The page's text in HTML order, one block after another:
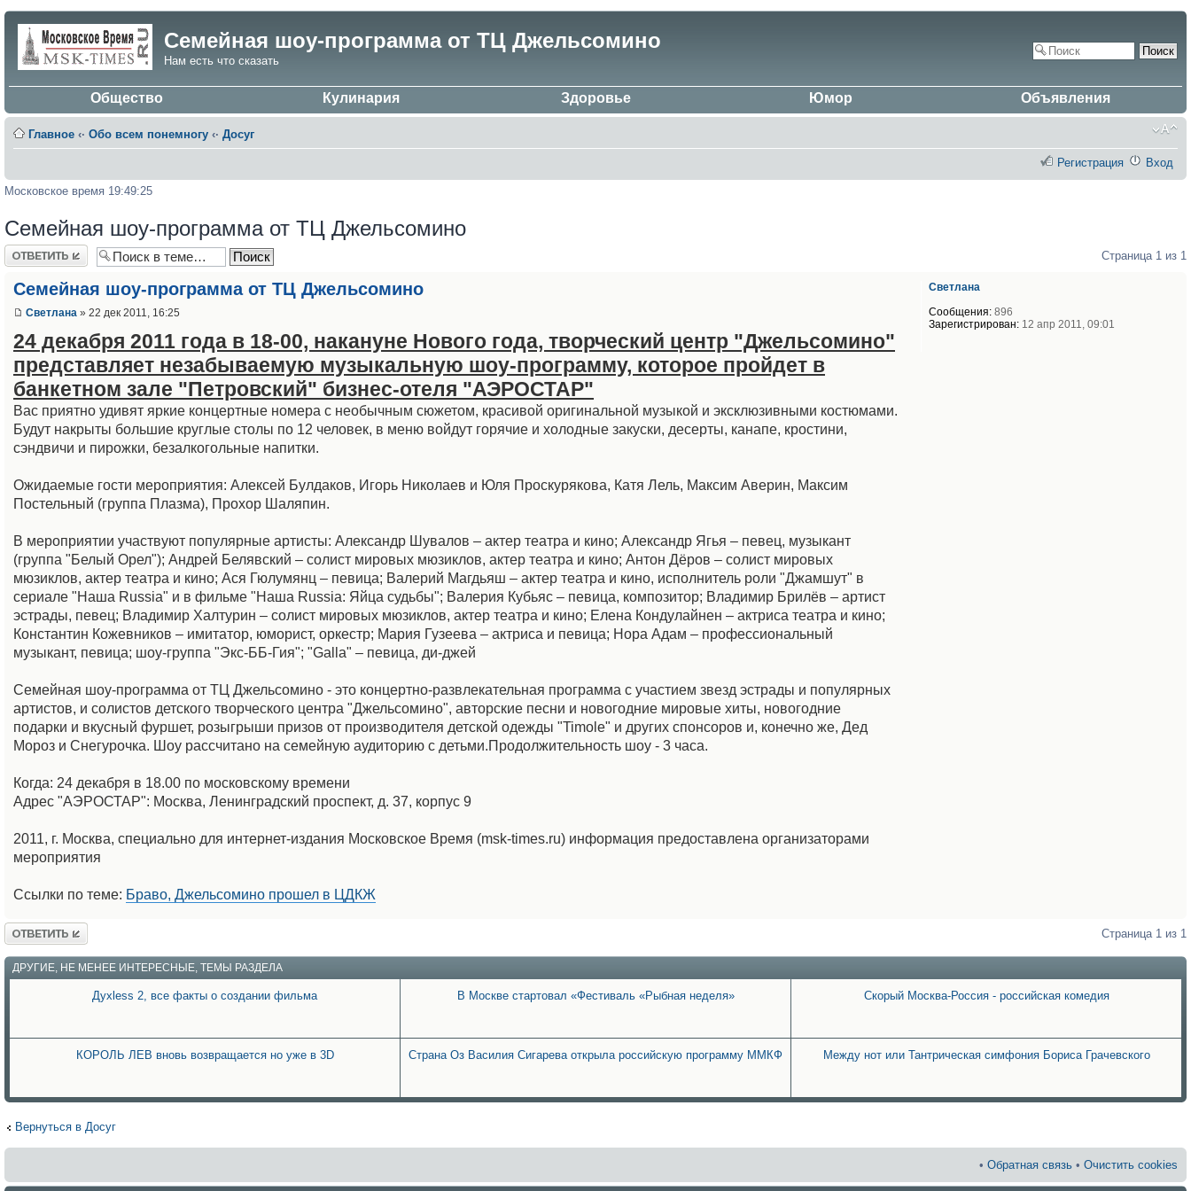
Семейная шоу-программа от ТЦ Джельсомино
Нам есть что сказать
Общество Кулинария Здоровье Юмор Объявления
Главное ‹· Обо всем понемногу ‹· Досуг
Регистрация Вход
Московское время 19:49:25
Семейная шоу-программа от ТЦ Джельсомино
Ответить Страница 1 из 1
Семейная шоу-программа от ТЦ Джельсомино
Светлана » 22 дек 2011, 16:25
24 декабря 2011 года в 18-00, накануне Нового года, творческий центр "Джельсомино"
представляет незабываемую музыкальную шоу-программу, которое пройдет в
банкетном зале "Петровский" бизнес-отеля "АЭРОСТАР"
Вас приятно удивят яркие концертные номера с необычным сюжетом, красивой оригинальной музыкой и эксклюзивными костюмами.
Будут накрыты большие круглые столы по 12 человек, в меню войдут горячие и холодные закуски, десерты, канапе, кростини,
сэндвичи и пирожки, безалкогольные напитки.
Ожидаемые гости мероприятия: Алексей Булдаков, Игорь Николаев и Юля Проскурякова, Катя Лель, Максим Аверин, Максим
Постельный (группа Плазма), Прохор Шаляпин.
В мероприятии участвуют популярные артисты: Александр Шувалов – актер театра и кино; Александр Ягья – певец, музыкант
(группа "Белый Орел"); Андрей Белявский – солист мировых мюзиклов, актер театра и кино; Антон Дёров – солист мировых
мюзиклов, актер театра и кино; Ася Гюлумянц – певица; Валерий Магдьяш – актер театра и кино, исполнитель роли "Джамшут" в
сериале "Наша Russia" и в фильме "Наша Russia: Яйца судьбы"; Валерия Кубьяс – певица, композитор; Владимир Брилёв – артист
эстрады, певец; Владимир Халтурин – солист мировых мюзиклов, актер театра и кино; Елена Кондулайнен – актриса театра и кино;
Константин Кожевников – имитатор, юморист, оркестр; Мария Гузеева – актриса и певица; Нора Адам – профессиональный
музыкант, певица; шоу-группа "Экс-ББ-Гия"; "Galla" – певица, ди-джей
Семейная шоу-программа от ТЦ Джельсомино - это концертно-развлекательная программа с участием звезд эстрады и популярных
артистов, и солистов детского творческого центра "Джельсомино", авторские песни и новогодние мировые хиты, новогодние
подарки и вкусный фуршет, розыгрыши призов от производителя детской одежды "Timole" и других спонсоров и, конечно же, Дед
Мороз и Снегурочка. Шоу рассчитано на семейную аудиторию с детьми.Продолжительность шоу - 3 часа.
Когда: 24 декабря в 18.00 по московскому времени
Адрес "АЭРОСТАР": Москва, Ленинградский проспект, д. 37, корпус 9
2011, г. Москва, специально для интернет-издания Московское Время (msk-times.ru) информация предоставлена организаторами
мероприятия
Ссылки по теме: Браво, Джельсомино прошел в ЦДКЖ
Светлана
Сообщения:896
Зарегистрирован:12 апр 2011, 09:01
Ответить Страница 1 из 1
ДРУГИЕ, НЕ МЕНЕЕ ИНТЕРЕСНЫЕ, ТЕМЫ РАЗДЕЛА
Дyxless 2, все факты о создании фильма В Москве стартовал «Фестиваль «Рыбная неделя» Скорый Москва-Россия - российская комедия
КОРОЛЬ ЛЕВ вновь возвращается но уже в 3D Страна Оз Василия Сигарева открыла российскую программу ММКФ Между нот или Тантрическая симфония Бориса Грачевского
Вернуться в Досуг
• Обратная связь • Очистить cookies